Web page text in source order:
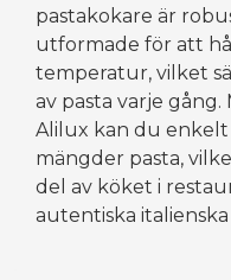
pastakokare är
utformade för att
temperatur, vilket
av pasta varje
Alilux kan du enkelt
mängder pasta,
del av köket i
autentiska